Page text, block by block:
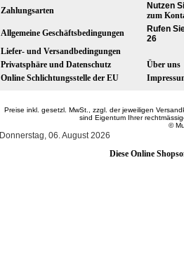
Zahlungsarten
Nutzen
zum
Allgemeine Geschäftsbedingungen
Rufen
26
Liefer- und Versandbedingungen
Privatsphäre und Datenschutz
Über uns
Online Schlichtungsstelle der EU
Preise inkl. gesetzl. MwSt., zzgl. der jeweiligen
sind Eigentum Ihrer
©
Donnerstag, 06. August 2026
Diese Online